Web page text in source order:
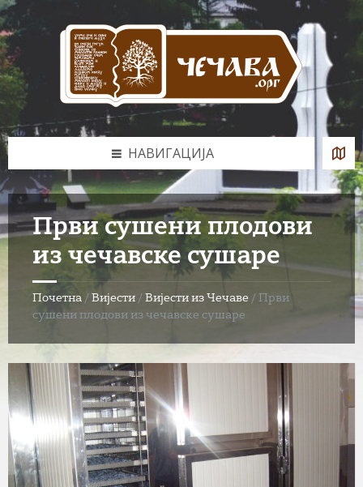
Skip
to
content
Skip
to
left
sidebar
Skip
to
footer
НАВИГАЦИЈА
Први сушени плодови
из чечавске сушаре
Почетна / Вијести / Вијести из Чечаве / Први
сушени плодови из чечавске сушаре